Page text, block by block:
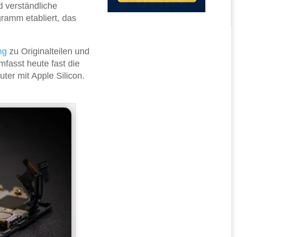
verständliche
etabliert, das
zu Originalteilen und
heute fast die
mit Apple Silicon.